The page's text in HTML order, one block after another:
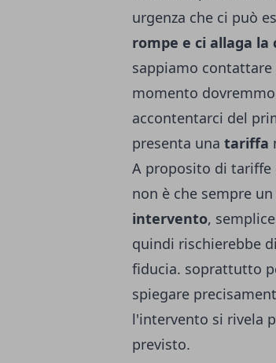
urgenza che ci può
rompe e ci allaga la
sappiamo contattare
momento
accontentarci del
presenta una tariffa
A proposito di tariffe
non è che sempre
intervento,
quindi rischierebbe
fiducia. soprattutto
spiegare
l'intervento si rivela
previsto.